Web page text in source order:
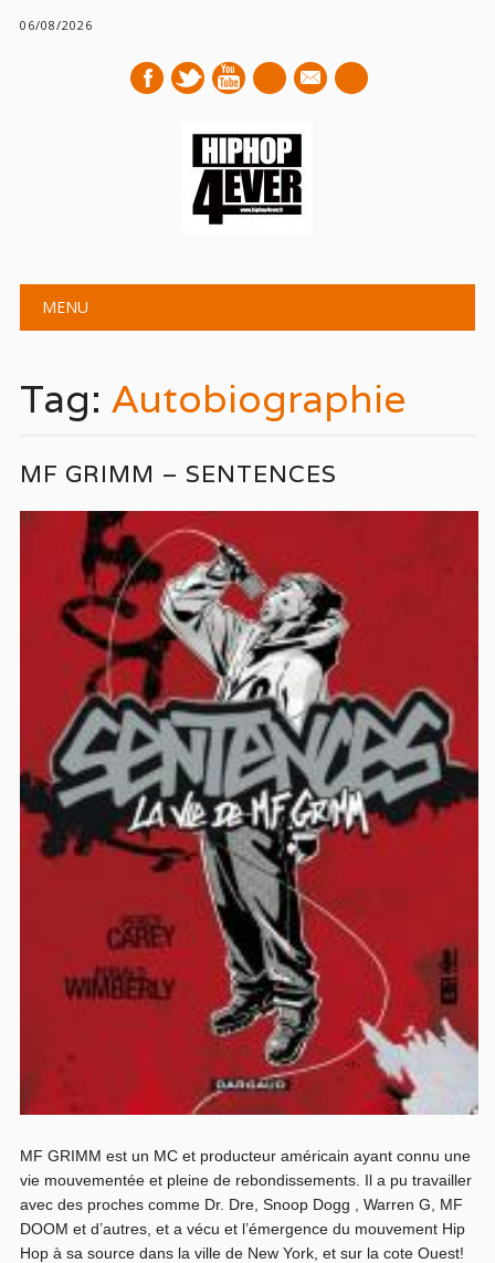
06/08/2026
mail
Main menu
MENU
Tag: Autobiographie
MF GRIMM – SENTENCES
MF GRIMM est un MC et producteur américain ayant connu une
vie mouvementée et pleine de rebondissements. Il a pu travailler
avec des proches comme Dr. Dre, Snoop Dogg , Warren G, MF
DOOM et d’autres, et a vécu et l’émergence du mouvement Hip
Hop à sa source dans la ville de New York, et sur la cote Ouest!